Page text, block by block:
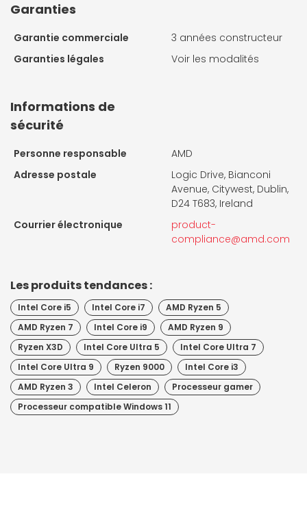
Garanties
Garantie commerciale
3 années constructeur
Garanties légales
Voir les modalités
Informations de
sécurité
Personne responsable
AMD
Adresse postale
Logic Drive, Bianconi
Avenue, Citywest, Dublin,
D24 T683, Ireland
Courrier électronique
product-
compliance@amd.com
Les produits tendances :
Intel Core i5 Intel Core i7
AMD Ryzen 5
AMD Ryzen 7
Intel Core i9
AMD Ryzen 9
Ryzen X3D
Intel Core Ultra 5
Intel Core Ultra 7
Intel Core Ultra 9
Ryzen 9000
Intel Core i3
AMD Ryzen 3
Intel Celeron
Processeur gamer
Processeur compatible Windows 11